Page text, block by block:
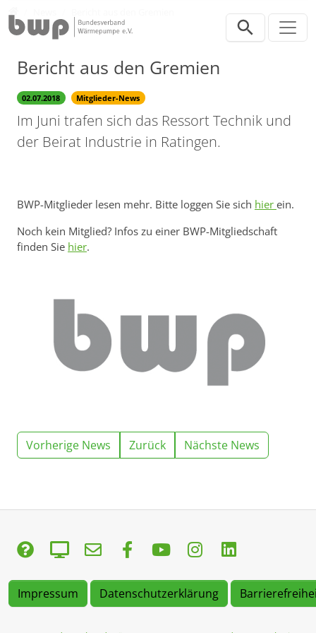
Bericht aus den Gremien
02.07.2018 Mitglieder-News
Im Juni trafen sich das Ressort Technik und
der Beirat Industrie in Ratingen.
BWP-Mitglieder lesen mehr. Bitte loggen Sie sich hier ein.
Noch kein Mitglied? Infos zu einer BWP-Mitgliedschaft
finden Sie hier.
Vorherige News Zurück Nächste News
Impressum Datenschutzerklärung